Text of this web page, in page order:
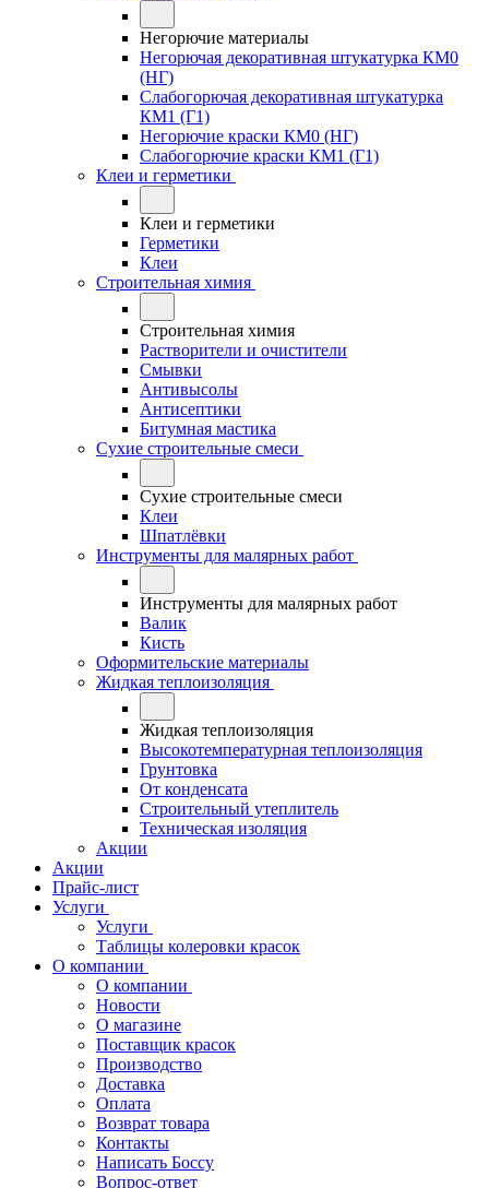
Негорючие материалы
Негорючая декоративная штукатурка КМ0
(НГ)
Слабогорючая декоративная штукатурка
КМ1 (Г1)
Негорючие краски КМ0 (НГ)
Слабогорючие краски КМ1 (Г1)
Клеи и герметики
Клеи и герметики
Герметики
Клеи
Строительная химия
Строительная химия
Растворители и очистители
Смывки
Антивысолы
Антисептики
Битумная мастика
Сухие строительные смеси
Сухие строительные смеси
Клеи
Шпатлёвки
Инструменты для малярных работ
Инструменты для малярных работ
Валик
Кисть
Оформительские материалы
Жидкая теплоизоляция
Жидкая теплоизоляция
Высокотемпературная теплоизоляция
Грунтовка
От конденсата
Строительный утеплитель
Техническая изоляция
Акции
Акции
Прайс-лист
Услуги
Услуги
Таблицы колеровки красок
О компании
О компании
Новости
О магазине
Поставщик красок
Производство
Доставка
Оплата
Возврат товара
Контакты
Написать Боссу
Вопрос-ответ